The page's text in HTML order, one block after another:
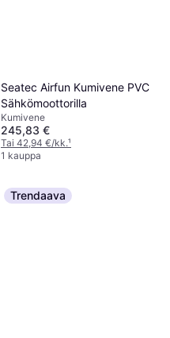
Seatec Airfun Kumivene PVC
Sähkömoottorilla
Kumivene
245,83 €
Tai 42,94 €/kk.¹
1 kauppa
Trendaava